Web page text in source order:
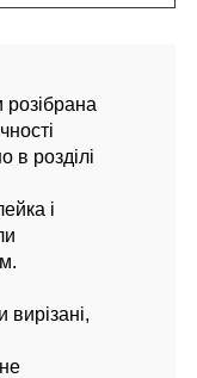
в розділі
і
вирізані,